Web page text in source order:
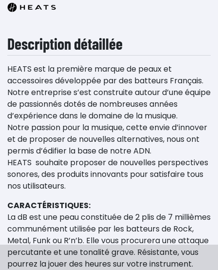
Description détaillée
HEATS est la première marque de peaux et
accessoires développée par des batteurs Français.
Notre entreprise s’est construite autour d’une équipe
de passionnés dotés de nombreuses années
d’expérience dans le domaine de la musique.
Notre passion pour la musique, cette envie d’innover
et de proposer de nouvelles alternatives, nous ont
permis d’édifier la base de notre ADN.
HEATS souhaite proposer de nouvelles perspectives
sonores, des produits innovants pour satisfaire tous
nos utilisateurs.
CARACTÉRISTIQUES:
La dB est une peau constituée de 2 plis de 7 millièmes
communément utilisée par les batteurs de Rock,
Metal, Funk ou R’n’b. Elle vous procurera une attaque
percutante et une tonalité grave. Résistante, vous
pourrez la jouer des heures sur votre instrument.